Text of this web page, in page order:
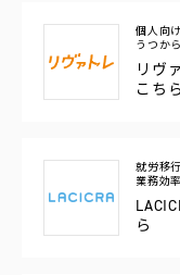
個人向
うつか
リヴ
こちら
就労移
業務効
ら